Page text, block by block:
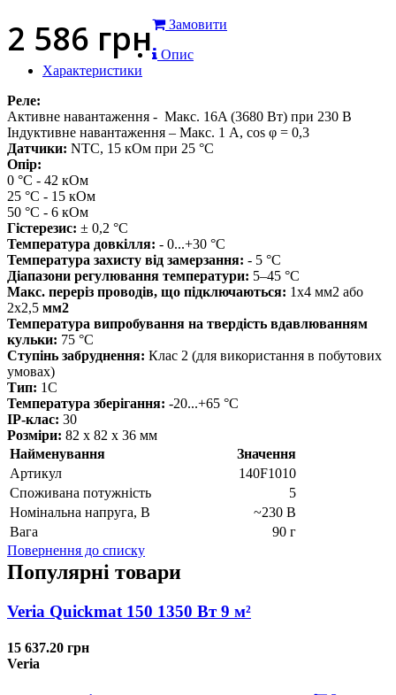
2 586 грн
Замовити
Опис
Характеристики
Реле:
Активне навантаження - Макс. 16A (3680 Вт) при 230 В
Індуктивне навантаження – Макс. 1 A, сos φ = 0,3
Датчики: NTC, 15 кОм при 25 °C
Опір:
0 °C - 42 кОм
25 °C - 15 кОм
50 °C - 6 кОм
Гістерезис: ± 0,2 °C
Температура довкілля: - 0...+30 °C
Температура захисту від замерзання: - 5 °C
Діапазони регулювання температури: 5–45 °C
Макс. переріз проводів, що підключаються: 1x4 мм2 або
2x2,5 мм2
Температура випробування на твердість вдавлюванням
кульки: 75 °C
Ступінь забруднення: Клас 2 (для використання в побутових
умовах)
Тип: 1C
Температура зберігання: -20...+65 °C
IP-клас: 30
Розміри: 82 x 82 x 36 мм
Найменування
Значення
Артикул
140F1010
Cпоживана потужність
5
Номінальна напруга, В
~230 В
Вага
90 г
Повернення до списку
Популярні товари
Veria Quickmat 150 1350 Вт 9 м²
15 637.20 грн
Veria